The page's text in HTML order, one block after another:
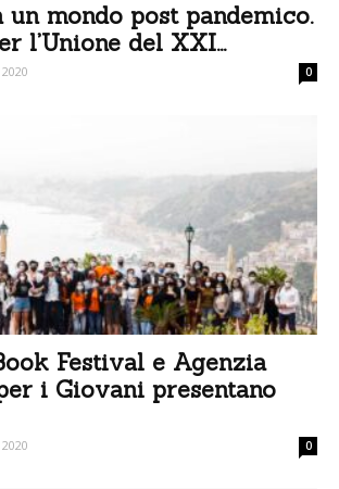
un mondo post pandemico.
l’Unione del XXI...
0
Festival e Agenzia
i Giovani presentano
0